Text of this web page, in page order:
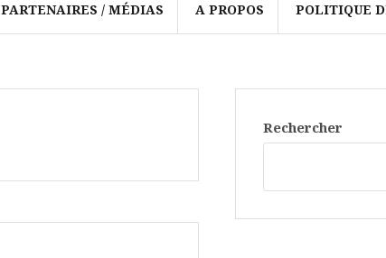
PARTENAIRES / MÉDIAS A PROPOS POLITIQUE
Rechercher